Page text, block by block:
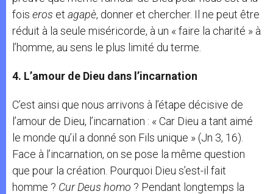
fois eros et agapè, donner et chercher. Il ne peut être
réduit à la seule miséricorde, à un « faire la charité » à
l’homme, au sens le plus limité du terme.
4. L’amour de Dieu dans l’incarnation
C’est ainsi que nous arrivons à l’étape décisive de
l’amour de Dieu, l’incarnation : « Car Dieu a tant aimé
le monde qu’il a donné son Fils unique » (Jn 3, 16).
Face à l’incarnation, on se pose la même question
que pour la création. Pourquoi Dieu s’est-il fait
homme ? Cur Deus homo ? Pendant longtemps la